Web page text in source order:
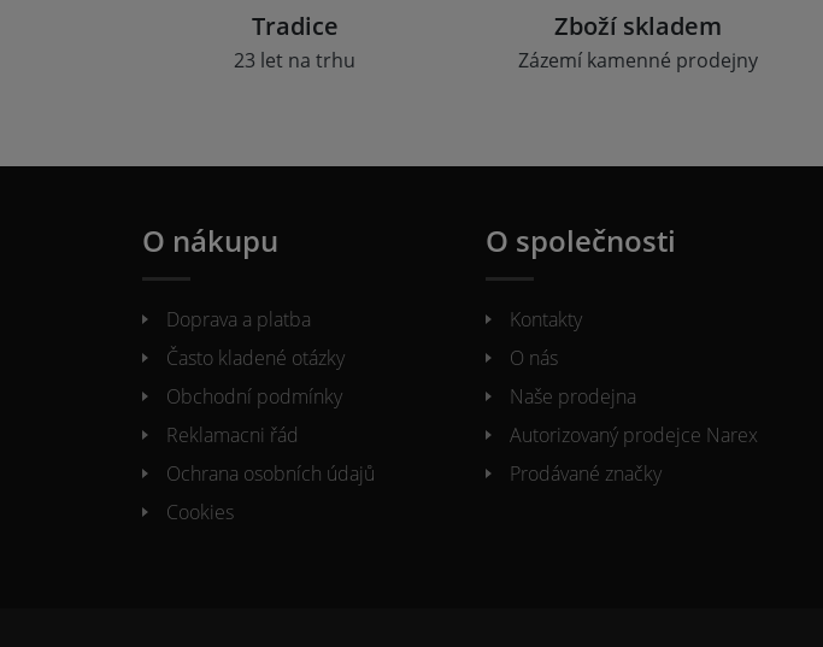
Tradice
23 let na trhu
Zboží skladem
Zázemí kamenné prodejny
O nákupu
Doprava a platba
Často kladené otázky
Obchodní podmínky
Reklamacni řád
Ochrana osobních údajů
Cookies
O společnosti
Kontakty
O nás
Naše prodejna
Autorizovaný prodejce Narex
Prodávané značky